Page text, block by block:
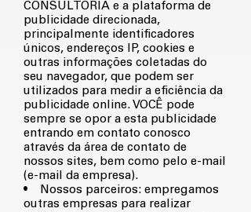
CONSULTORIA e a plataforma de
publicidade direcionada,
principalmente identificadores
únicos, endereços IP, cookies e
outras informações coletadas do
seu navegador, que podem ser
utilizados para medir a eficiência da
publicidade online. VOCÊ pode
sempre se opor a esta publicidade
entrando em contato conosco
através da área de contato de
nossos sites, bem como pelo e-mail
(e-mail da empresa).
• Nossos parceiros: empregamos
outras empresas para realizar